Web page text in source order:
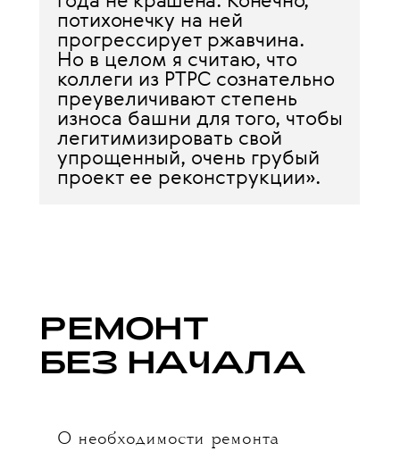
потихонечку на ней
прогрессирует ржавчина.
Но в целом я считаю, что
коллеги из РТРС сознательно
преувеличивают степень
износа башни для того, чтобы
легитимизировать свой
упрощенный, очень грубый
проект ее реконструкции».
РЕМОНТ
БЕЗ НАЧАЛА
О необходимости ремонта